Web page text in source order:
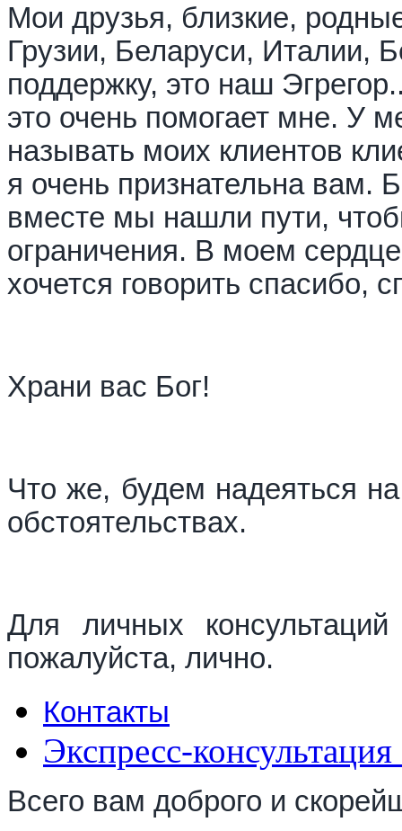
Мои друзья, близкие,
Грузии, Беларуси, Италии,
поддержку, это наш
это очень помогает мне. У
называть моих клиентов
я очень признательна вам.
вместе мы нашли пути,
ограничения. В моем
хочется говорить спасибо,
Храни вас Бог!
Что же, будем надеяться
обстоятельствах.
Для личных
пожалуйста, лично.
Контакты
Экспресс-
Всего вам доброго и